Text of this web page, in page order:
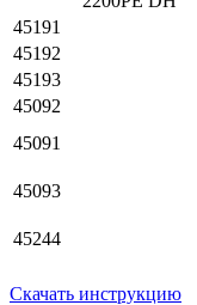
45191
45192
45193
45092
45091
45093
45244
Скачать инструкцию